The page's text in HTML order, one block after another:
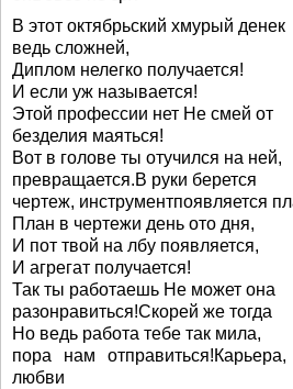
В этот октябрьский хмурый денек
ведь сложней,
Диплом нелегко получается!
И если уж называется!
Этой профессии нет Не смей от
безделия маяться!
Вот в голове ты отучился на ней,
превращается.В руки берется
чертеж, инструментпоявляется
План в чертежи день ото дня,
И пот твой на лбу появляется,
И агрегат получается!
Так ты работаешь Не может она
разонравиться!Скорей же тогда
Но ведь работа тебе так мила,
пора нам
любви